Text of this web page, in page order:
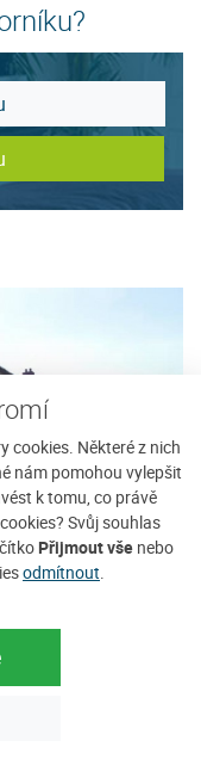
cookies. Některé z nich
nám pomohou vylepšit
k tomu, co právě
Svůj souhlas
Přijmout vše nebo
odmítnout
Javorník ve výšce
rekonstrukcí.